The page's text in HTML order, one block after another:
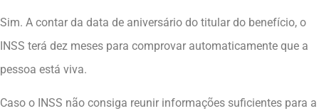
Sim. A contar da data de aniversário do titular do benefício, o
INSS terá dez meses para comprovar automaticamente que a
pessoa está viva.
Caso o INSS não consiga reunir informações suficientes para a